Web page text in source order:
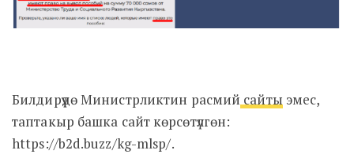
Билдирүүдө Министрликтин расмий сайты эмес,
таптакыр башка сайт көрсөтүлгөн:
https://b2d.buzz/kg-mlsp/.